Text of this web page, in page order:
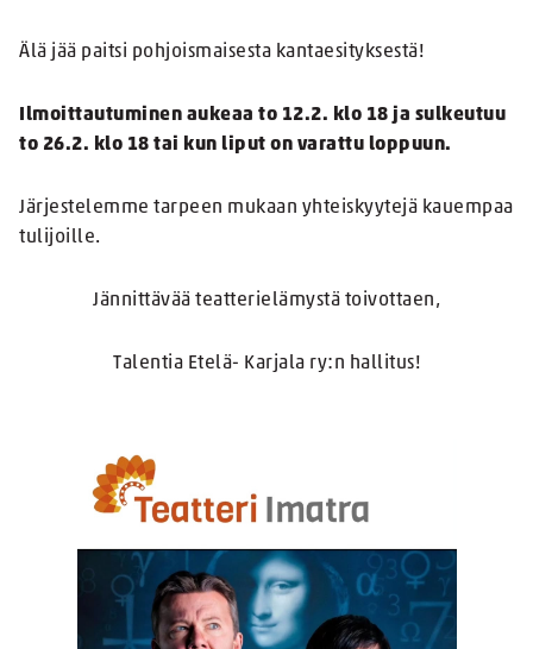
Älä jää paitsi pohjoismaisesta kantaesityksestä!
Ilmoittautuminen aukeaa to 12.2. klo 18 ja sulkeutuu
to 26.2. klo 18 tai kun liput on varattu loppuun.
Järjestelemme tarpeen mukaan yhteiskyytejä kauempaa
tulijoille.
Jännittävää teatterielämystä toivottaen,
Talentia Etelä- Karjala ry:n hallitus!